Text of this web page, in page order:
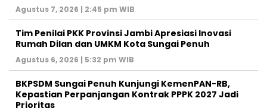
Agustus 7, 2026 | 2:45 pm WIB
Tim Penilai PKK Provinsi Jambi Apresiasi Inovasi
Rumah Dilan dan UMKM Kota Sungai Penuh
Agustus 6, 2026 | 5:32 pm WIB
BKPSDM Sungai Penuh Kunjungi KemenPAN-RB,
Kepastian Perpanjangan Kontrak PPPK 2027 Jadi
Prioritas